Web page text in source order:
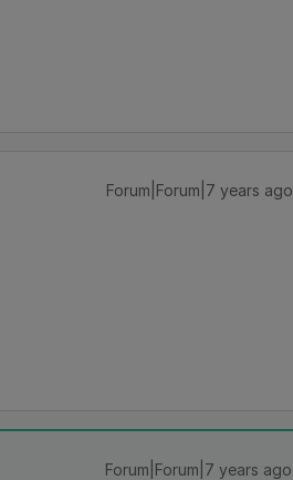
Forum|Forum|7 years ago
Forum|Forum|7 years ago